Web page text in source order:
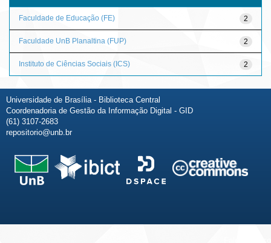
2
Faculdade de Educação (FE)
2
Faculdade UnB Planaltina (FUP)
2
Instituto de Ciências Sociais (ICS)
Universidade de Brasília - Biblioteca Central
Coordenadoria de Gestão da Informação Digital - GID
(61) 3107-2683
repositorio@unb.br